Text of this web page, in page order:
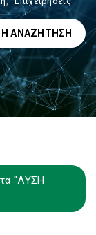
ΑΝΑΖΉΤΗΣΗ
"ΛΥΣΗ